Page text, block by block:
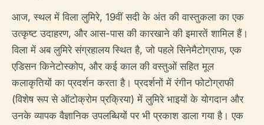
आज, स्थल में विला लुमिरे, 19वीं सदी के अंत की वास्तुकला का एक
उत्कृष्ट उदाहरण, और आस-पास की कारखाने की इमारतें शामिल हैं।
विला में अब लुमिरे संग्रहालय स्थित है, जो पहले सिनेमैटोग्राफ, एक
एडिसन किनेटोस्कोप, और कई काल की वस्तुओं सहित मूल
कलाकृतियों का प्रदर्शन करता है। प्रदर्शनों में रंगीन फोटोग्राफी
(विशेष रूप से ऑटोक्रोम प्रक्रिया) में लुमिरे भाइयों के योगदान और
उनके व्यापक वैज्ञानिक उपलब्धियों पर भी प्रकाश डाला गया है। एक